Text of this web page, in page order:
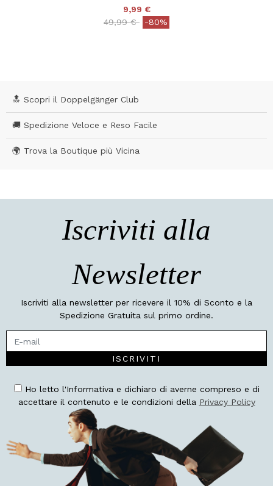
9,99 €
Price reduced from
49,99 €to-80%
🔝 Scopri il Doppelgänger Club
🚚 Spedizione Veloce e Reso Facile
🌍 Trova la Boutique più Vicina
Iscriviti alla
Newsletter
Iscriviti alla newsletter per ricevere il 10% di Sconto e la
Spedizione Gratuita sul primo ordine.
ISCRIVITI
Ho letto l'Informativa e dichiaro di averne compreso e di
accettare il contenuto e le condizioni della Privacy Policy